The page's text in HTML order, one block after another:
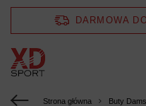
DARMOWA
Strona główna Buty